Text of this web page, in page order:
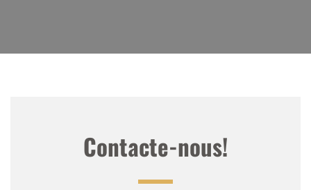
Contacte-nous!